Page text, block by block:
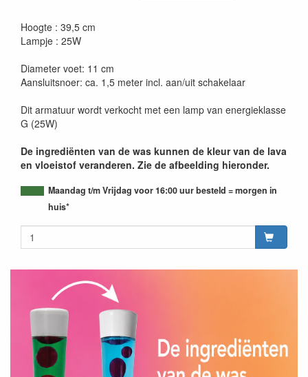
Hoogte : 39,5 cm
Lampje : 25W
Diameter voet: 11 cm
Aansluitsnoer: ca. 1,5 meter incl. aan/uit schakelaar
Dit armatuur wordt verkocht met een lamp van energieklasse
G (25W)
De ingrediënten van de was kunnen de kleur van de lava
en vloeistof veranderen. Zie de afbeelding hieronder.
Maandag t/m Vrijdag voor 16:00 uur besteld = morgen in
huis*